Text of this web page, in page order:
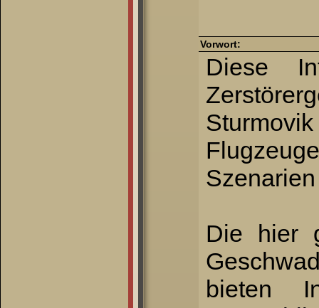
Vorwort:
Diese
Die hier
bieten